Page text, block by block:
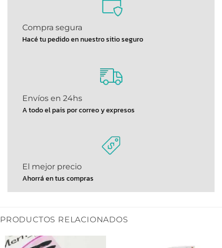
Compra segura
Hacé tu pedido en nuestro sitio seguro
Envíos en 24hs
A todo el pais por correo y expresos
El mejor precio
Ahorrá en tus compras
PRODUCTOS RELACIONADOS